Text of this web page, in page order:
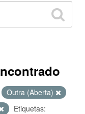
Outra (Aberta)
Etiquetas: